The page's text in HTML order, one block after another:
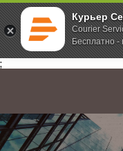
Курьер
Courier
Бесплатно -
;
Главная О компании